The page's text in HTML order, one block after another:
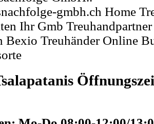
gmbh.ch Home
Ihr Gmb
Bexio Treuhänder Online